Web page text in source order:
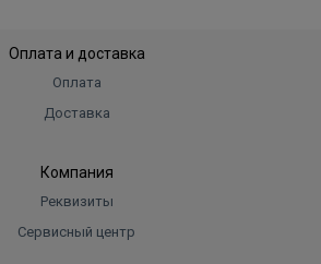
Оплата и доставка
Оплата
Доставка
Компания
Реквизиты
Сервисный центр